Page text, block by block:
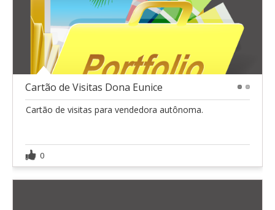
Cartão de Visitas Dona Eunice
Cartão de visitas para vendedora autônoma.
0